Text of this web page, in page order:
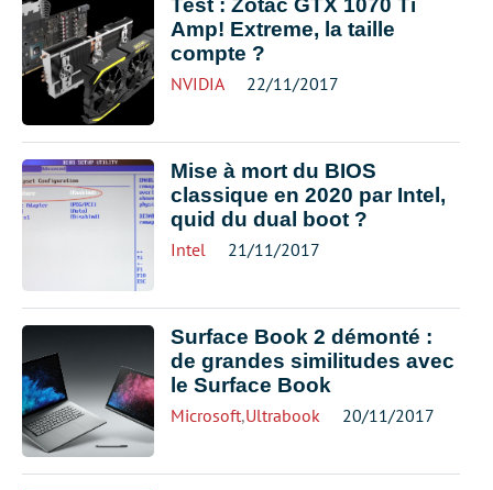
Test : Zotac GTX 1070 Ti
Amp! Extreme, la taille
compte ?
NVIDIA 22/11/2017
Mise à mort du BIOS
classique en 2020 par Intel,
quid du dual boot ?
Intel 21/11/2017
Surface Book 2 démonté :
de grandes similitudes avec
le Surface Book
Microsoft,Ultrabook 20/11/2017